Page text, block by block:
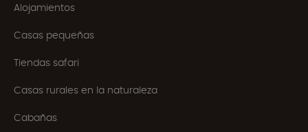
Alojamientos
Casas pequeñas
Tiendas safari
Casas rurales en la naturaleza
Cabañas